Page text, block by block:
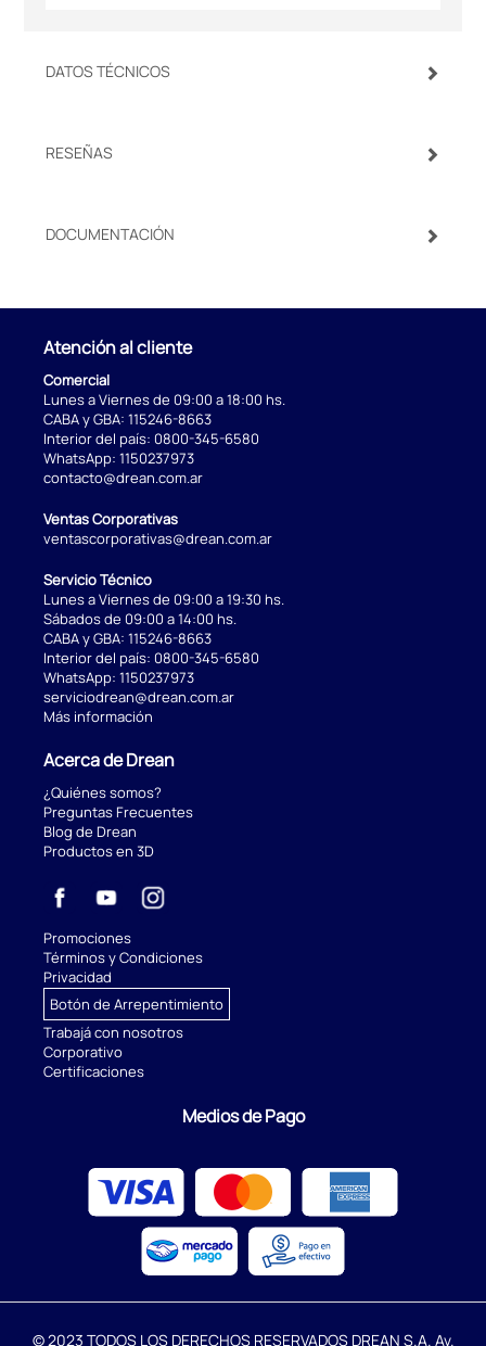
DATOS TÉCNICOS
RESEÑAS
DOCUMENTACIÓN
Atención al cliente
Comercial
Lunes a Viernes de 09:00 a 18:00 hs.
CABA y GBA: 115246-8663
Interior del país: 0800-345-6580
WhatsApp: 1150237973
contacto@drean.com.ar
Ventas Corporativas
ventascorporativas@drean.com.ar
Servicio Técnico
Lunes a Viernes de 09:00 a 19:30 hs.
Sábados de 09:00 a 14:00 hs.
CABA y GBA: 115246-8663
Interior del país: 0800-345-6580
WhatsApp: 1150237973
serviciodrean@drean.com.ar
Más información
Acerca de Drean
¿Quiénes somos?
Preguntas Frecuentes
Blog de Drean
Productos en 3D
Promociones
Términos y Condiciones
Privacidad
Botón de Arrepentimiento
Trabajá con nosotros
Corporativo
Certificaciones
Medios de Pago
© 2023 TODOS LOS DERECHOS RESERVADOS DREAN S.A. Av.